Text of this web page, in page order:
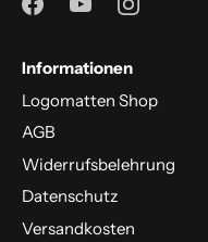
Informationen
Logomatten Shop
AGB
Widerrufsbelehrung
Datenschutz
Versandkosten